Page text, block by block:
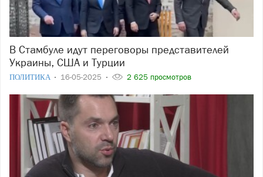
В Стамбуле идут переговоры представителей
Украины, США и Турции
ПОЛИТИКА 16-05-2025 2 625 просмотров